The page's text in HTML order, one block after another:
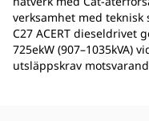
verksamhet med
C27 ACERT
725ekW (907–1035kVA)
utsläppskrav